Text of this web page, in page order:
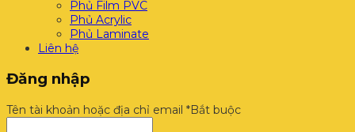
Phủ Film PVC
Phủ Acrylic
Phủ Laminate
Liên hệ
Đăng nhập
Tên tài khoản hoặc địa chỉ email *Bắt buộc